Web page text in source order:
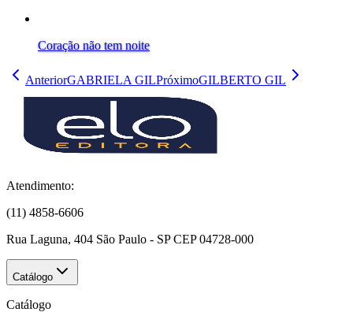
Coração não tem noite
AnteriorGABRIELA GILPróximoGILBERTO GIL
Atendimento:
(11) 4858-6606
Rua Laguna, 404 São Paulo - SP CEP 04728-000
Catálogo
Catálogo